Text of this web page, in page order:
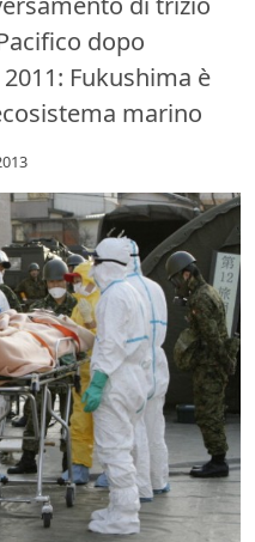
dopo
Fukushima è
marino